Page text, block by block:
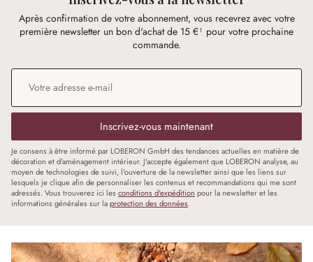
Après confirmation de votre abonnement, vous recevrez avec votre
première newsletter un bon d'achat de 15 €¹ pour votre prochaine
commande.
Adresse e-mail
Inscrivez-vous maintenant
Je consens à être informé par LOBERON GmbH des tendances actuelles en matière de
décoration et d'aménagement intérieur. J'accepte également que LOBERON analyse, au
moyen de technologies de suivi, l'ouverture de la newsletter ainsi que les liens sur
lesquels je clique afin de personnaliser les contenus et recommandations qui me sont
adressés. Vous trouverez ici les conditions d'expédition pour la newsletter et les
informations générales sur laprotection des données.